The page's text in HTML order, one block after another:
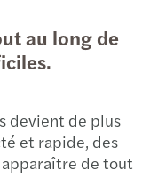
au long de
devient de plus
et rapide, des
de tout